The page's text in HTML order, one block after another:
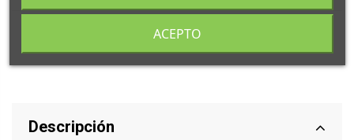
Descripción
ACEPTO